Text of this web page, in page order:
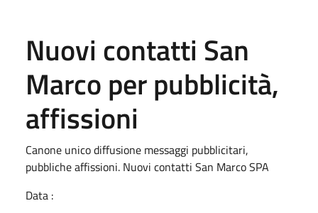
Nuovi contatti San
Marco per pubblicità,
affissioni
Canone unico diffusione messaggi pubblicitari,
pubbliche affissioni. Nuovi contatti San Marco SPA
Data :